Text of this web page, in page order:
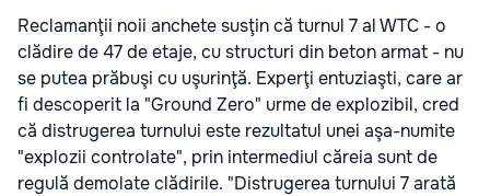
Reclamanţii noii anchete susţin că turnul 7 al WTC - o
clădire de 47 de etaje, cu structuri din beton armat - nu
se putea prăbuşi cu uşurinţă. Experţi entuziaşti, care ar
fi descoperit la "Ground Zero" urme de explozibil, cred
că distrugerea turnului este rezultatul unei aşa-numite
"explozii controlate", prin intermediul căreia sunt de
regulă demolate clădirile. "Distrugerea turnului 7 arată